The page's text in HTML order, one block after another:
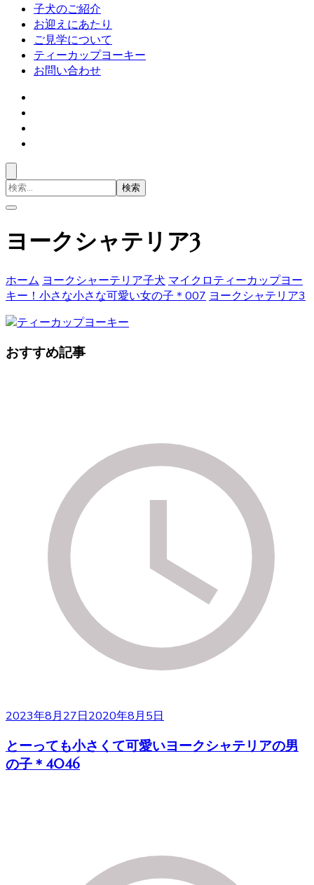
子犬のご紹介
お迎えにあたり
ご見学について
ティーカップヨーキー
お問い合わせ
検
索
象:
ヨークシャテリア3
ホーム ヨークシャーテリア子犬 マイクロティーカップヨー
キー！小さな小さな可愛い女の子＊007 ヨークシャテリア3
おすすめ記事
2023年8月27日2020年8月5日
とーっても小さくて可愛いヨークシャテリアの男
の子＊4046